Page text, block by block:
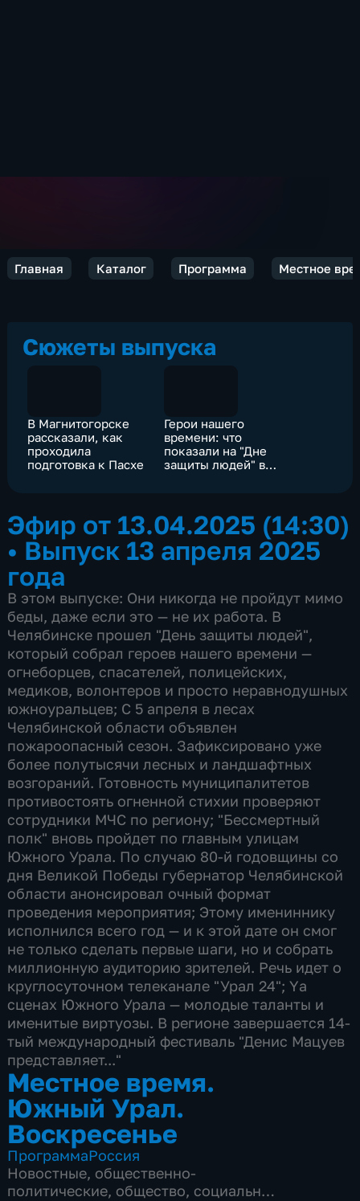
Главная Каталог Программа Местное
Сюжеты выпуска
В Магнитогорске
рассказали, как
проходила
подготовка к Пасхе
Герои нашего
времени: что
показали на "Дне
защиты людей" в
Эфир от 13.04.2025 (14:30)
• Выпуск 13 апреля 2025
года
В этом выпуске: Они никогда не пройдут мимо
беды, даже если это — не их работа. В
Челябинске прошел "День защиты людей",
который собрал героев нашего времени —
огнеборцев, спасателей, полицейских,
медиков, волонтеров и просто неравнодушных
южноуральцев; С 5 апреля в лесах
Челябинской области объявлен
пожароопасный сезон. Зафиксировано уже
более полутысячи лесных и ландшафтных
возгораний. Готовность муниципалитетов
противостоять огненной стихии проверяют
сотрудники МЧС по региону; "Бессмертный
полк" вновь пройдет по главным улицам
Южного Урала. По случаю 80-й годовщины со
дня Великой Победы губернатор Челябинской
области анонсировал очный формат
проведения мероприятия; Этому имениннику
исполнился всего год — и к этой дате он смог
не только сделать первые шаги, но и собрать
миллионную аудиторию зрителей. Речь идет о
круглосуточном телеканале "Урал 24"; Yа
сценах Южного Урала — молодые таланты и
именитые виртуозы. В регионе завершается 14-
тый международный фестиваль "Денис Мацуев
представляет..."
Местное время.
Южный Урал.
Воскресенье
ПрограммаРоссия
Новостные, общественно-
политические, общество, социально-